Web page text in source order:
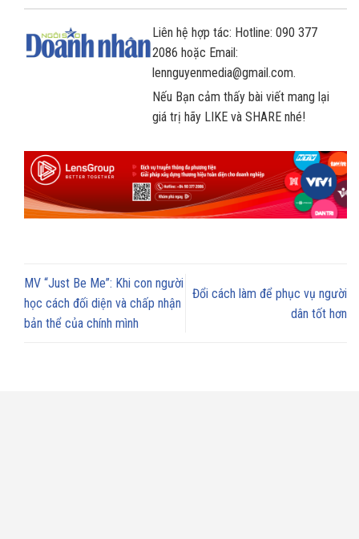
Liên hệ hợp tác: Hotline: 090 377
2086 hoặc Email:
lennguyenmedia@gmail.com.
Nếu Bạn cảm thấy bài viết mang lại
giá trị hãy LIKE và SHARE nhé!
MV “Just Be Me”: Khi con người
học cách đối diện và chấp nhận
bản thể của chính mình
Đổi cách làm để phục vụ người
dân tốt hơn